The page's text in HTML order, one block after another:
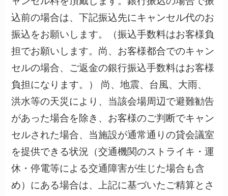
込前の場合は、下記振込先にキャンセル代のお
振込をお願いします。（振込手数料はお客様負
担でお願いします。尚、お客様都合でのキャン
セルの場合、ご返金の銀行振込手数料はお客様
負担になります。） 尚、地震、台風、大雨、
洪水等の天災により、当該会場周辺で避難勧告
があった場合を除き、お客様のご判断でキャン
セルされた場合、当施設が通常通りの貸会議室
を提供できる状況（交通機関のストライキ・運
休・停電等による交通障害が生じた場合も含
め）にある場合は、上記に基づいたご精算とさ